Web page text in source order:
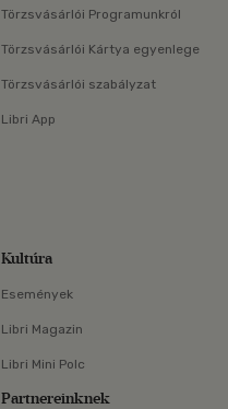
Törzsvásárlói Programunkról
Törzsvásárlói Kártya egyenlege
Törzsvásárlói szabályzat
Libri App
Kultúra
Események
Libri Magazin
Libri Mini Polc
Partnereinknek